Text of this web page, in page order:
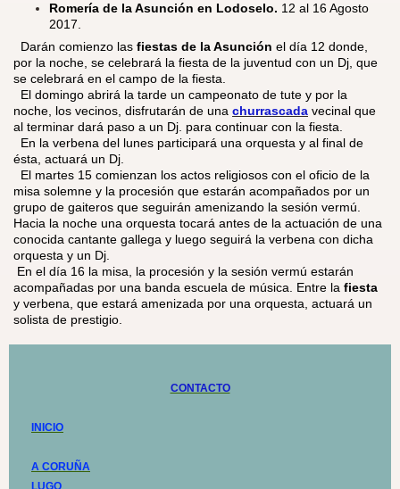
Romería de la Asunción en Lodoselo. 12 al 16 Agosto
2017.
​ Darán comienzo las fiestas de la Asunción el día 12 donde,
por la noche, se celebrará la fiesta de la juventud con un Dj, que
se celebrará en el campo de la fiesta.
El domingo abrirá la tarde un campeonato de tute y por la
noche, los vecinos, disfrutarán de una churrascada vecinal que
al terminar dará paso a un Dj. para continuar con la fiesta.
En la verbena del lunes participará una orquesta y al final de
ésta, actuará un Dj.
El martes 15 comienzan los actos religiosos con el oficio de la
misa solemne y la procesión que estarán acompañados por un
grupo de gaiteros que seguirán amenizando la sesión vermú.
Hacia la noche una orquesta tocará antes de la actuación de una
conocida cantante gallega y luego seguirá la verbena con dicha
orquesta y un Dj.
En el día 16 la misa, la procesión y la sesión vermú estarán
acompañadas por una banda escuela de música. Entre la fiesta
y verbena, que estará amenizada por una orquesta, actuará un
solista de prestigio.
CONTACTO
INICIO
A CORUÑA